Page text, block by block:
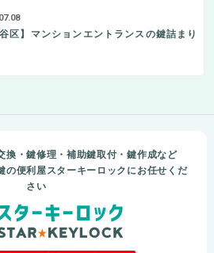
区】マンションエントランスの鍵詰まり
換・鍵修理・補助鍵取付・鍵作成など
の便利屋スターキーロックにお任せくだ
さい